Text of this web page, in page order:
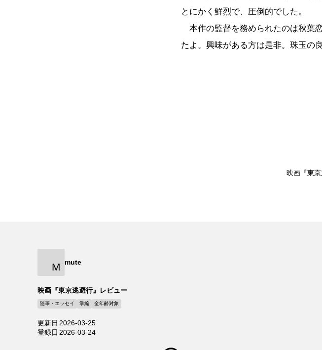
とにかく鮮烈で、圧倒的でした。
本作の監督を務められたのは秋葉
たよ。興味がある方は是非。珠玉の良
映画『東
M mute
映画『東京逃避行』レビュー
随筆・エッセイ 掌編 全年齢対象
更新日 2026-03-25
登録日 2026-03-24